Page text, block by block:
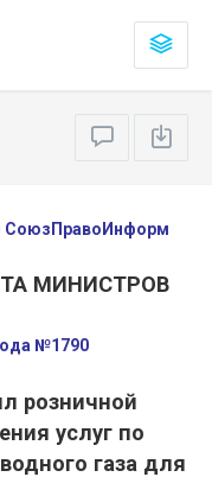
СоюзПравоИнформ
МИНИСТРОВ
№1790
розничной
услуг по
газа для